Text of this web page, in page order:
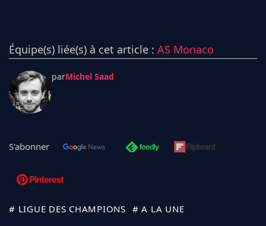
Équipe(s) liée(s) à cet article : AS Monaco
parMichel Saad
S'abonner
# LIGUE DES CHAMPIONS # A LA UNE